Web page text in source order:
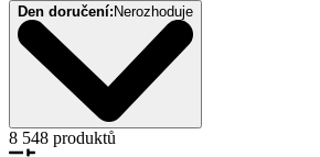
Den doručení: Nerozhoduje
8 548 produktů